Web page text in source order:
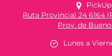
PickUp
Ruta Provincial 24 6164
Prov. de
Lunes a